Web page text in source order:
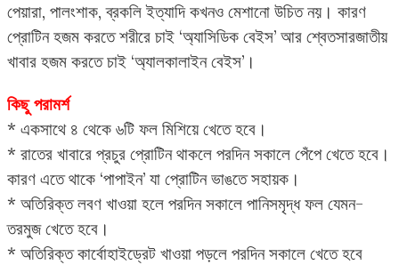
পেয়ারা, পালংশাক, ব্রকলি ইত্যাদি কখনও মেশানো উচিত নয়। কারণ
প্রোটিন হজম করতে শরীরে চাই ‘অ্যাসিডিক বেইস’ আর শ্বেতসারজাতীয়
খাবার হজম করতে চাই ‘অ্যালকালাইন বেইস’।
কিছু পরামর্শ
* একসাথে ৪ থেকে ৬টি ফল মিশিয়ে খেতে হবে।
* রাতের খাবারে প্রচুর প্রোটিন থাকলে পরদিন সকালে পেঁপে খেতে হবে।
কারণ এতে থাকে ‘পাপাইন’ যা প্রোটিন ভাঙতে সহায়ক।
* অতিরিক্ত লবণ খাওয়া হলে পরদিন সকালে পানিসমৃদ্ধ ফল যেমন-
তরমুজ খেতে হবে।
* অতিরিক্ত কার্বোহাইড্রেট খাওয়া পড়লে পরদিন সকালে খেতে হবে